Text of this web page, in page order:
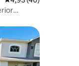
hóspedes